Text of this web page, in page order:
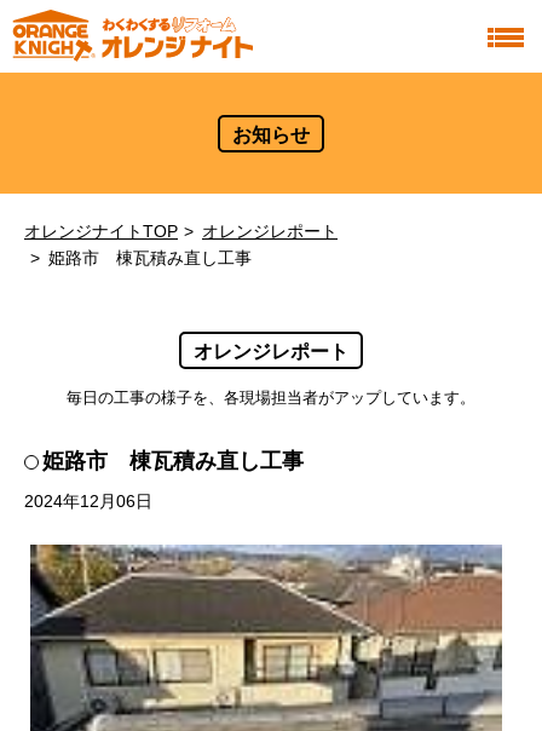
お知らせ
オレンジナイトTOP
オレンジレポート
姫路市 棟瓦積み直し工事
オレンジレポート
毎日の工事の様子を、各現場担当者がアップしています。
姫路市 棟瓦積み直し工事
2024年12月06日